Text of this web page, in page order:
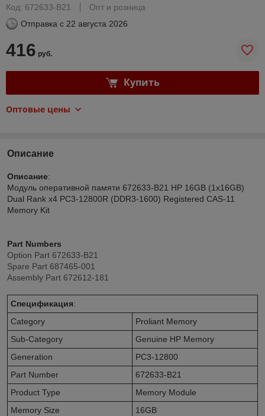
Код: 672633-B21
Опт и розница
Отправка с 22 августа 2026
416 руб.
Купить
Оптовые цены
Описание
Описание:
Модуль оперативной памяти 672633-B21 HP 16GB (1x16GB)
Dual Rank x4 PC3-12800R (DDR3-1600) Registered CAS-11
Memory Kit
Part Numbers
Option Part 672633-B21
Spare Part 687465-001
Assembly Part 672612-181
Спецификация:
Category
Proliant Memory
Sub-Category
Genuine HP Memory
Generation
PC3-12800
Part Number
672633-B21
Product Type
Memory Module
Memory Size
16GB